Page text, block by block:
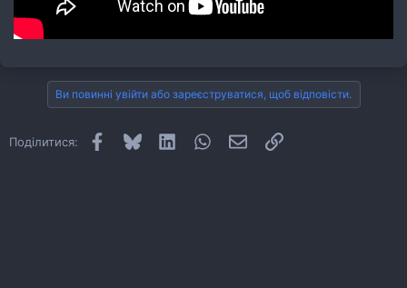
Ви повинні увійти або зареєструватися, щоб відповісти.
Поділитися: FacebookBluesky LinkedInWhatsApp
E-mailПосилання